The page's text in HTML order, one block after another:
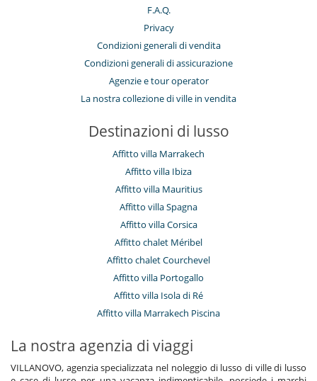
F.A.Q.
Privacy
Condizioni generali di vendita
Condizioni generali di assicurazione
Agenzie e tour operator
La nostra collezione di ville in vendita
Destinazioni di lusso
Affitto villa Marrakech
Affitto villa Ibiza
Affitto villa Mauritius
Affitto villa Spagna
Affitto villa Corsica
Affitto chalet Méribel
Affitto chalet Courchevel
Affitto villa Portogallo
Affitto villa Isola di Ré
Affitto villa Marrakech Piscina
La nostra agenzia di viaggi
VILLANOVO, agenzia specializzata nel noleggio di lusso di ville di lusso